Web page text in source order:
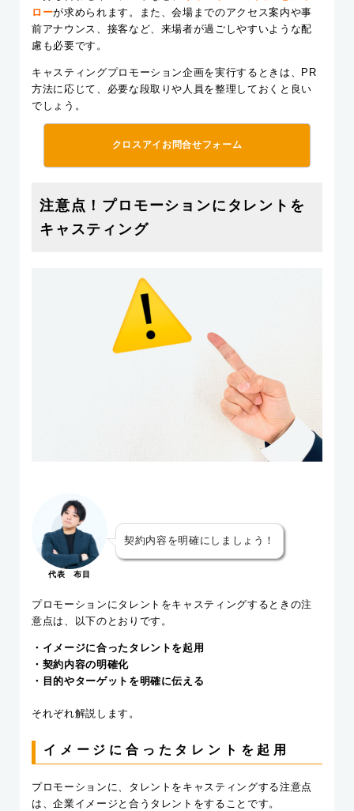
ローが求められます。また、会場までのアクセス案内や事
前アナウンス、接客など、来場者が過ごしやすいような配
慮も必要です。
キャスティングプロモーション企画を実行するときは、PR
方法に応じて、必要な段取りや人員を整理しておくと良い
でしょう。
クロスアイお問合せフォーム
注意点！プロモーションにタレントを
キャスティング
代表 布目
契約内容を明確にしましょう！
プロモーションにタレントをキャスティングするときの注
意点は、以下のとおりです。
・イメージに合ったタレントを起用
・契約内容の明確化
・目的やターゲットを明確に伝える
それぞれ解説します。
イメージに合ったタレントを起用
プロモーションに、タレントをキャスティングする注意点
は、企業イメージと合うタレントをすることです。